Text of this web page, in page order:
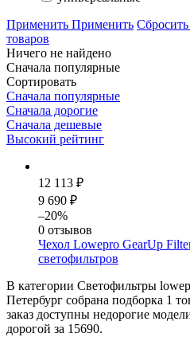
Применить Применить
товаров
Ничего не найдено
Сначала популярные
Сортировать
Сначала популярные
Сначала дорогие
Сначала дешевые
Высокий рейтинг
12 113 ₽
9 690 ₽
–20%
0 отзывов
Чехол Lowepro GearUp
светофильтров
В категории Светофильтры
Петербург собрана подборка 1
заказ доступны недорогие
дорогой за 15690.